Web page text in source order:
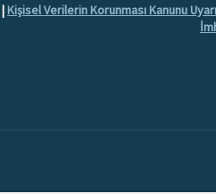
|Kişisel Verilerin Korunması Kanunu